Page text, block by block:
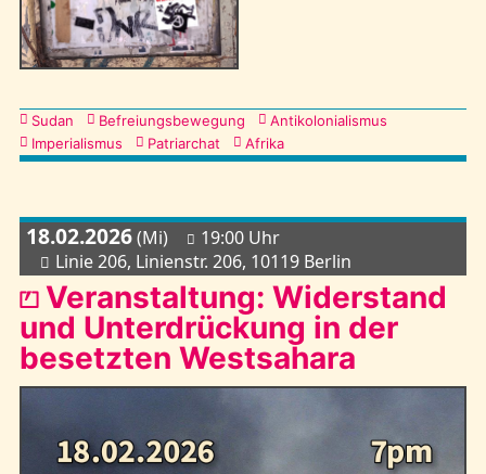
Kategorien
Sudan Befreiungsbewegung
Antikolonialismus
Imperialismus
Patriarchat Afrika
18.02.2026(Mi)
19:00 Uhr
Linie 206, Linienstr. 206, 10119 Berlin
⏍ Veranstaltung: Widerstand
und Unterdrückung in der
besetzten Westsahara